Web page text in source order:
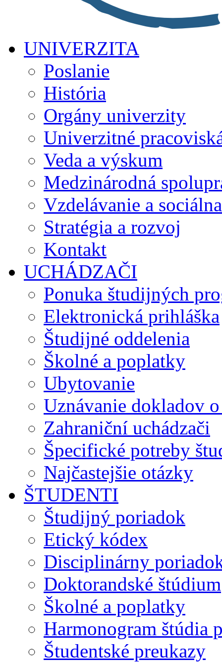
UNIVERZITA
Poslanie
História
Orgány univerzity
Univerzitné
Veda a výskum
Medzinárodná
Vzdelávanie a
Stratégia a rozvoj
Kontakt
UCHÁDZAČI
Ponuka študijných
Elektronická prihláška
Študijné oddelenia
Školné a poplatky
Ubytovanie
Uznávanie dokladov
Zahraniční uchádzači
Špecifické potreby
Najčastejšie otázky
ŠTUDENTI
Študijný poriadok
Etický kódex
Disciplinárny
Doktorandské štúdium
Školné a poplatky
Harmonogram štúdia
Študentské preukazy